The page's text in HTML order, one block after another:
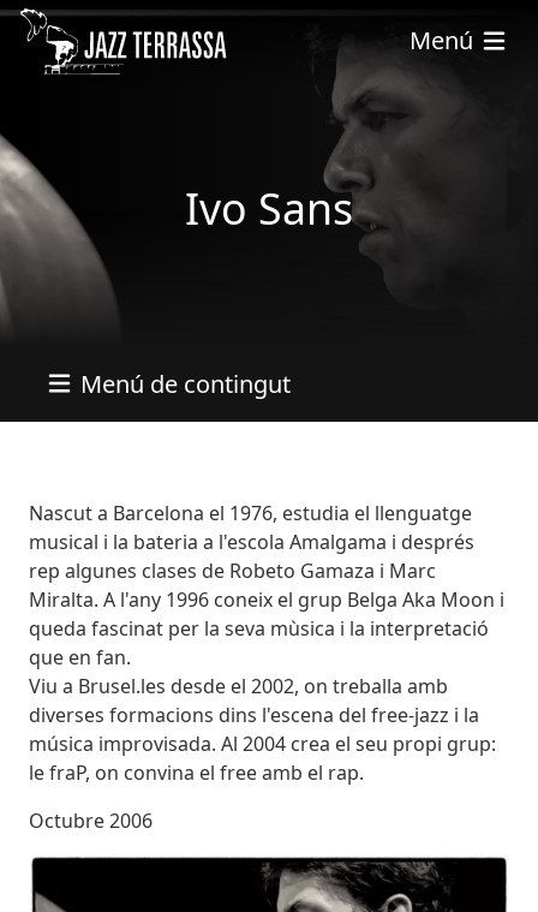
Vés al contingut
Menú
Ivo Sans
Menú de contingut
Bio
Nascut a Barcelona el 1976, estudia el llenguatge
musical i la bateria a l'escola Amalgama i després
rep algunes clases de Robeto Gamaza i Marc
Miralta. A l'any 1996 coneix el grup Belga Aka Moon i
queda fascinat per la seva mùsica i la interpretació
que en fan.
Viu a Brusel.les desde el 2002, on treballa amb
diverses formacions dins l'escena del free-jazz i la
música improvisada. Al 2004 crea el seu propi grup:
le fraP, on convina el free amb el rap.
Octubre 2006
Imatges
Image